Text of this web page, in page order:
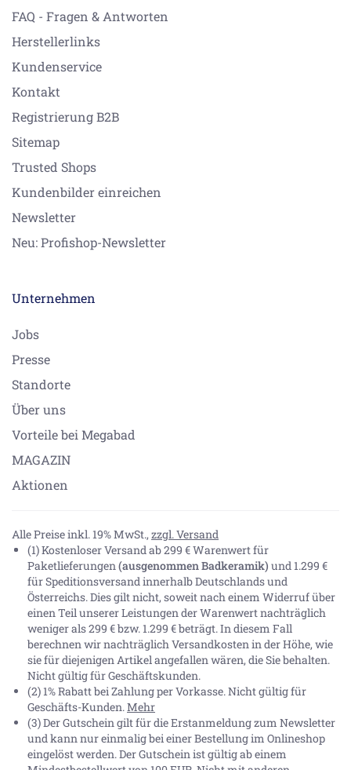
FAQ - Fragen & Antworten
Herstellerlinks
Kundenservice
Kontakt
Registrierung B2B
Sitemap
Trusted Shops
Kundenbilder einreichen
Newsletter
Neu: Profishop-Newsletter
Unternehmen
Jobs
Presse
Standorte
Über uns
Vorteile bei Megabad
MAGAZIN
Aktionen
Alle Preise inkl. 19% MwSt., zzgl. Versand
(1) Kostenloser Versand ab 299 € Warenwert für
Paketlieferungen(ausgenommen Badkeramik) und 1.299 €
für Speditionsversand innerhalb Deutschlands und
Österreichs. Dies gilt nicht, soweit nach einem Widerruf über
einen Teil unserer Leistungen der Warenwert nachträglich
weniger als 299 € bzw. 1.299 € beträgt. In diesem Fall
berechnen wir nachträglich Versandkosten in der Höhe, wie
sie für diejenigen Artikel angefallen wären, die Sie behalten.
Nicht gültig für Geschäftskunden.
(2) 1% Rabatt bei Zahlung per Vorkasse. Nicht gültig für
Geschäfts-Kunden.Mehr
(3) Der Gutschein gilt für die Erstanmeldung zum Newsletter
und kann nur einmalig bei einer Bestellung im Onlineshop
eingelöst werden. Der Gutschein ist gültig ab einem